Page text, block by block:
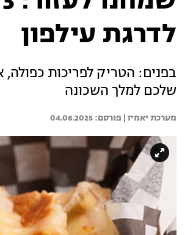
לדרגת עילפון
בפנים: הטריק לפריכות
שלכם למלך השכונה
מערכת יאמיז | 04.06.2025